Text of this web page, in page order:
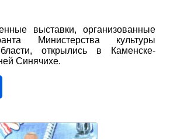
выставки, организованные
Министерства культуры
открылись в Каменске-
Синячихе.